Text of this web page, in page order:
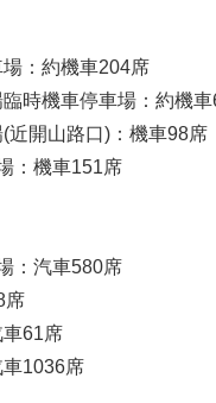
：約機車204席
時機車停車場：約機
近開山路口)：機車98席
：機車151席
：汽車580席
席
61席
1036席